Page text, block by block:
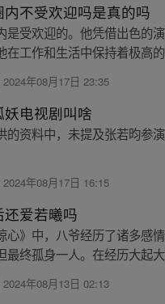
内不受欢迎吗是真的吗
是受欢迎的。他凭借出色的
在工作和生活中保持着极高
2024年08月17日 23:35
妖电视剧叫啥
的资料中，未提及张若昀参
2024年08月17日 16:15
还爱若曦吗
心》中，八爷经历了诸多感
最终孤身一人。在经历大起
2024年08月13日 02:13